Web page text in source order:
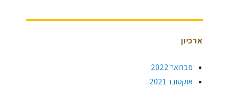
ארכיון
פברואר 2022
אוקטובר 2021